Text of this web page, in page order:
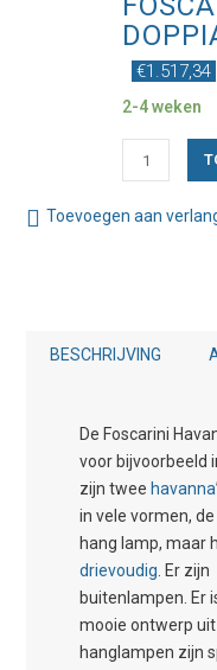
€1.517,34
2-4 weken
Havana
Toevoegen aan
BESCHRIJVING
De Foscarini
voor bijvoorbeeld
zijn twee havanna
in vele vormen,
hang lamp, maar
drievoudig . Er zijn
buitenlampen. Er
mooie ontwerp
hanglampen zijn